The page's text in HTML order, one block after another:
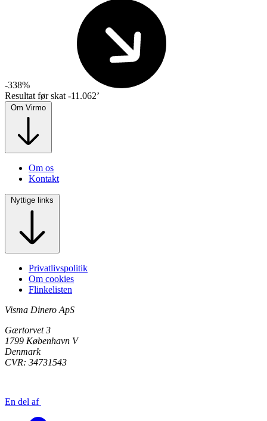
-338%
Resultat før skat -11.062’
Om Virmo
Om os
Kontakt
Nyttige links
Privatlivspolitik
Om cookies
Flinkelisten
Visma Dinero ApS
Gærtorvet 3
1799 København V
Denmark
CVR: 34731543
En del af